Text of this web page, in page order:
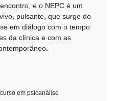
e o NEPC é um
pulsante, que surge do
em diálogo com o tempo
da clínica e com as
em psicanálise